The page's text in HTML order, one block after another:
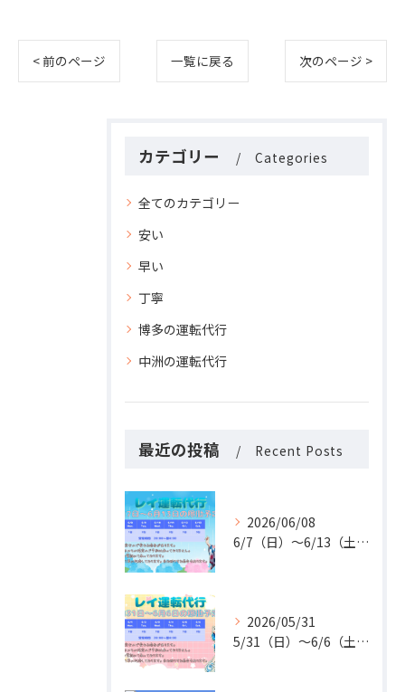
< 前のページ 一覧に戻る 次のページ >
カテゴリー Categories
全てのカテゴリー
安い
早い
丁寧
博多の運転代行
中洲の運転代行
最近の投稿 Recent Posts
2026/06/08
6/7（日）〜6/13（土）の稼働予定です🚗✨
2026/05/31
5/31（日）〜6/6（土）の稼働予定です🚗✨